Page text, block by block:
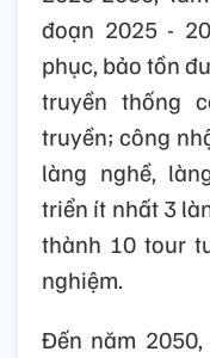
đoạn 2025 -
phục, bảo tồn
truyền thống
truyền; công
làng nghề,
triển ít nhất 3
thành 10 tour
nghiệm.
Đến năm